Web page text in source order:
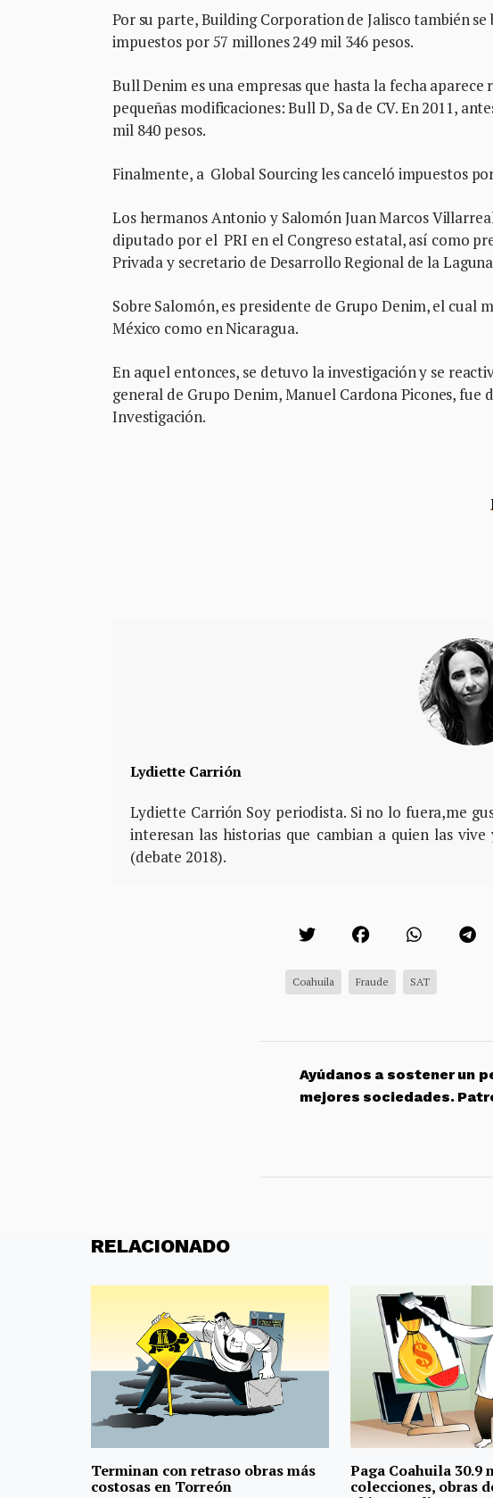
Por su parte, Building Corporation de Jalisco también se
impuestos por 57 millones 249 mil 346 pesos.
Bull Denim es una empresas que hasta la fecha
pequeñas modificaciones: Bull D, Sa de CV. En 2011,
mil 840 pesos.
Finalmente, a Global Sourcing les canceló impuestos
Los hermanos Antonio y Salomón Juan Marcos
diputado por el PRI en el Congreso estatal, así como
Privada y secretario de Desarrollo Regional de la
Sobre Salomón, es presidente de Grupo Denim, el cual
México como en Nicaragua.
En aquel entonces, se detuvo la investigación y se
general de Grupo Denim, Manuel Cardona Picones,
Investigación.
Lydiette Carrión
Lydiette Carrión Soy periodista. Si no lo fuera,me
interesan las historias que cambian a quien las
(debate 2018).
Coahuila Fraude SAT
Ayúdanos a sostener un
mejores sociedades.
RELACIONADO
Terminan con retraso obras más
costosas en Torreón
Paga Coahuila 30.9
colecciones, obras